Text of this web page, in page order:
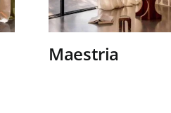
Maestria